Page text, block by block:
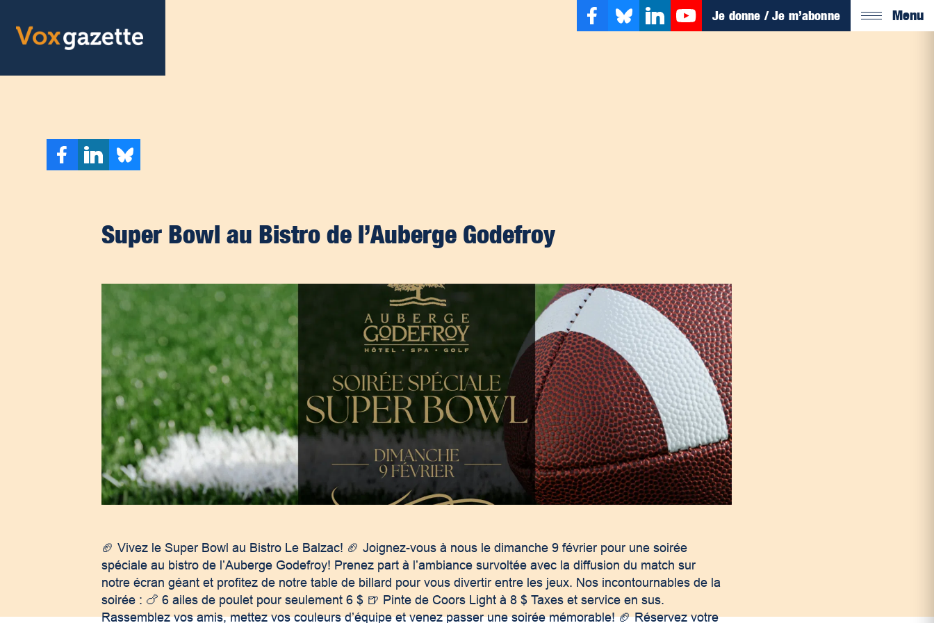
Je donne / Je m’abonne Menu
Super Bowl au Bistro de l’Auberge Godefroy
🏈 Vivez le Super Bowl au Bistro Le Balzac! 🏈 Joignez-vous à nous le dimanche 9 février pour une soirée
spéciale au bistro de l’Auberge Godefroy! Prenez part à l’ambiance survoltée avec la diffusion du match sur
notre écran géant et profitez de notre table de billard pour vous divertir entre les jeux. Nos incontournables de la
soirée : 🍗 6 ailes de poulet pour seulement 6 $ 🍺 Pinte de Coors Light à 8 $ Taxes et service en sus.
Rassemblez vos amis, mettez vos couleurs d’équipe et venez passer une soirée mémorable! 🏈 Réservez votre